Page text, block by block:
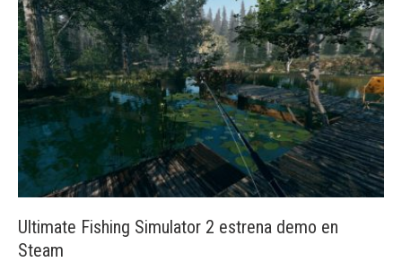
Ultimate Fishing Simulator 2 estrena demo en
Steam